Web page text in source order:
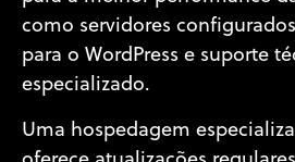
como servidores
para o WordPress e suporte
especializado.
Uma hospedagem